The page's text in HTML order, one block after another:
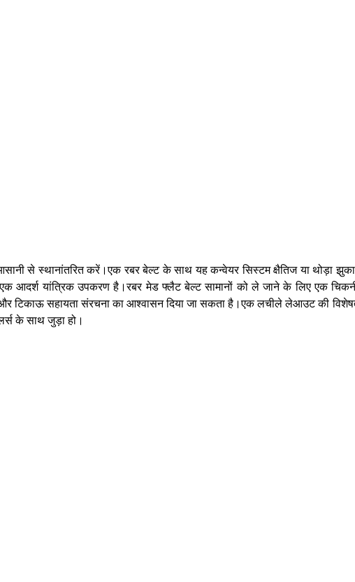
से स्थानांतरित करें।एक रबर बेल्ट के साथ यह कन्वेयर सिस्टम क्षैतिज या थोड़ा
एक आदर्श यांत्रिक उपकरण है।रबर मेड फ्लैट बेल्ट सामानों को ले जाने के लिए एक
और टिकाऊ सहायता संरचना का आश्वासन दिया जा सकता है।एक लचीले लेआउट की
के साथ जुड़ा हो।